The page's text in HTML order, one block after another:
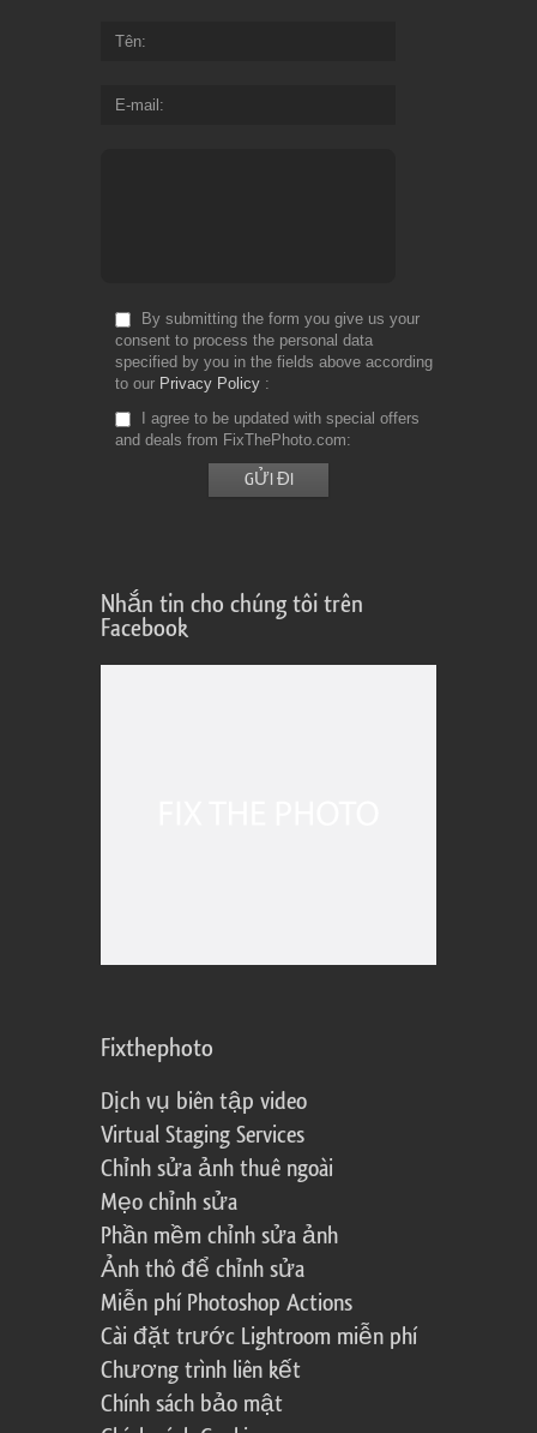
Tên
E-mail
By submitting the form you give us your
consent to process the personal data
specified by you in the fields above according
to our Privacy Policy
I agree to be updated with special offers
and deals from FixThePhoto.com
Nhắn tin cho chúng tôi trên
Facebook
Fixthephoto
Dịch vụ biên tập video
Virtual Staging Services
Chỉnh sửa ảnh thuê ngoài
Mẹo chỉnh sửa
Phần mềm chỉnh sửa ảnh
Ảnh thô để chỉnh sửa
Miễn phí Photoshop Actions
Cài đặt trước Lightroom miễn phí
Chương trình liên kết
Chính sách bảo mật